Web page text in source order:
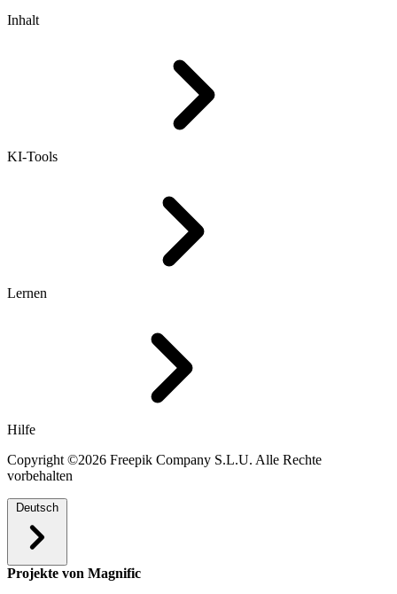
Inhalt
KI-Tools
Lernen
Hilfe
Copyright ©2026 Freepik Company S.L.U. Alle Rechte
vorbehalten
Deutsch
Projekte von Magnific